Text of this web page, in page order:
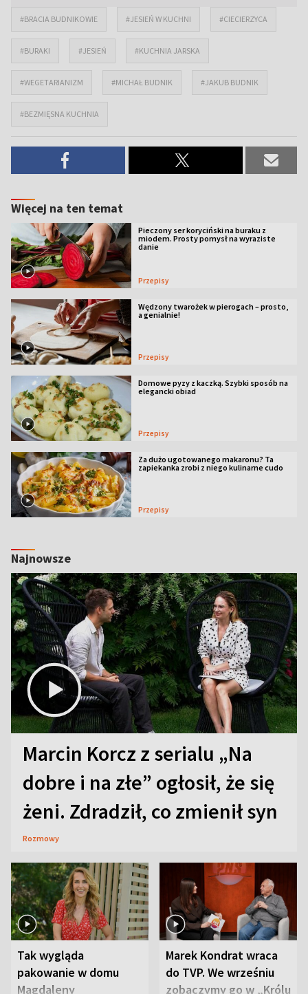
#BRACIA BUDNIKOWIE #JESIEŃ W KUCHNI #CIECIERZYCA
#BURAKI #JESIEŃ #KUCHNIA JARSKA
#WEGETARIANIZM #MICHAŁ BUDNIK #JAKUB BUDNIK
#BEZMIĘSNA KUCHNIA
Więcej na ten temat
Pieczony ser koryciński na buraku z
miodem. Prosty pomysł na wyraziste
danie
Przepisy
Wędzony twarożek w pierogach – prosto,
a genialnie!
Przepisy
Domowe pyzy z kaczką. Szybki sposób na
elegancki obiad
Przepisy
Za dużo ugotowanego makaronu? Ta
zapiekanka zrobi z niego kulinarne cudo
Przepisy
Najnowsze
Marcin Korcz z serialu „Na
dobre i na złe” ogłosił, że się
żeni. Zdradził, co zmienił syn
Rozmowy
Tak wygląda
pakowanie w domu
Magdaleny
Marek Kondrat wraca
do TVP. We wrześniu
zobaczymy go w „Królu